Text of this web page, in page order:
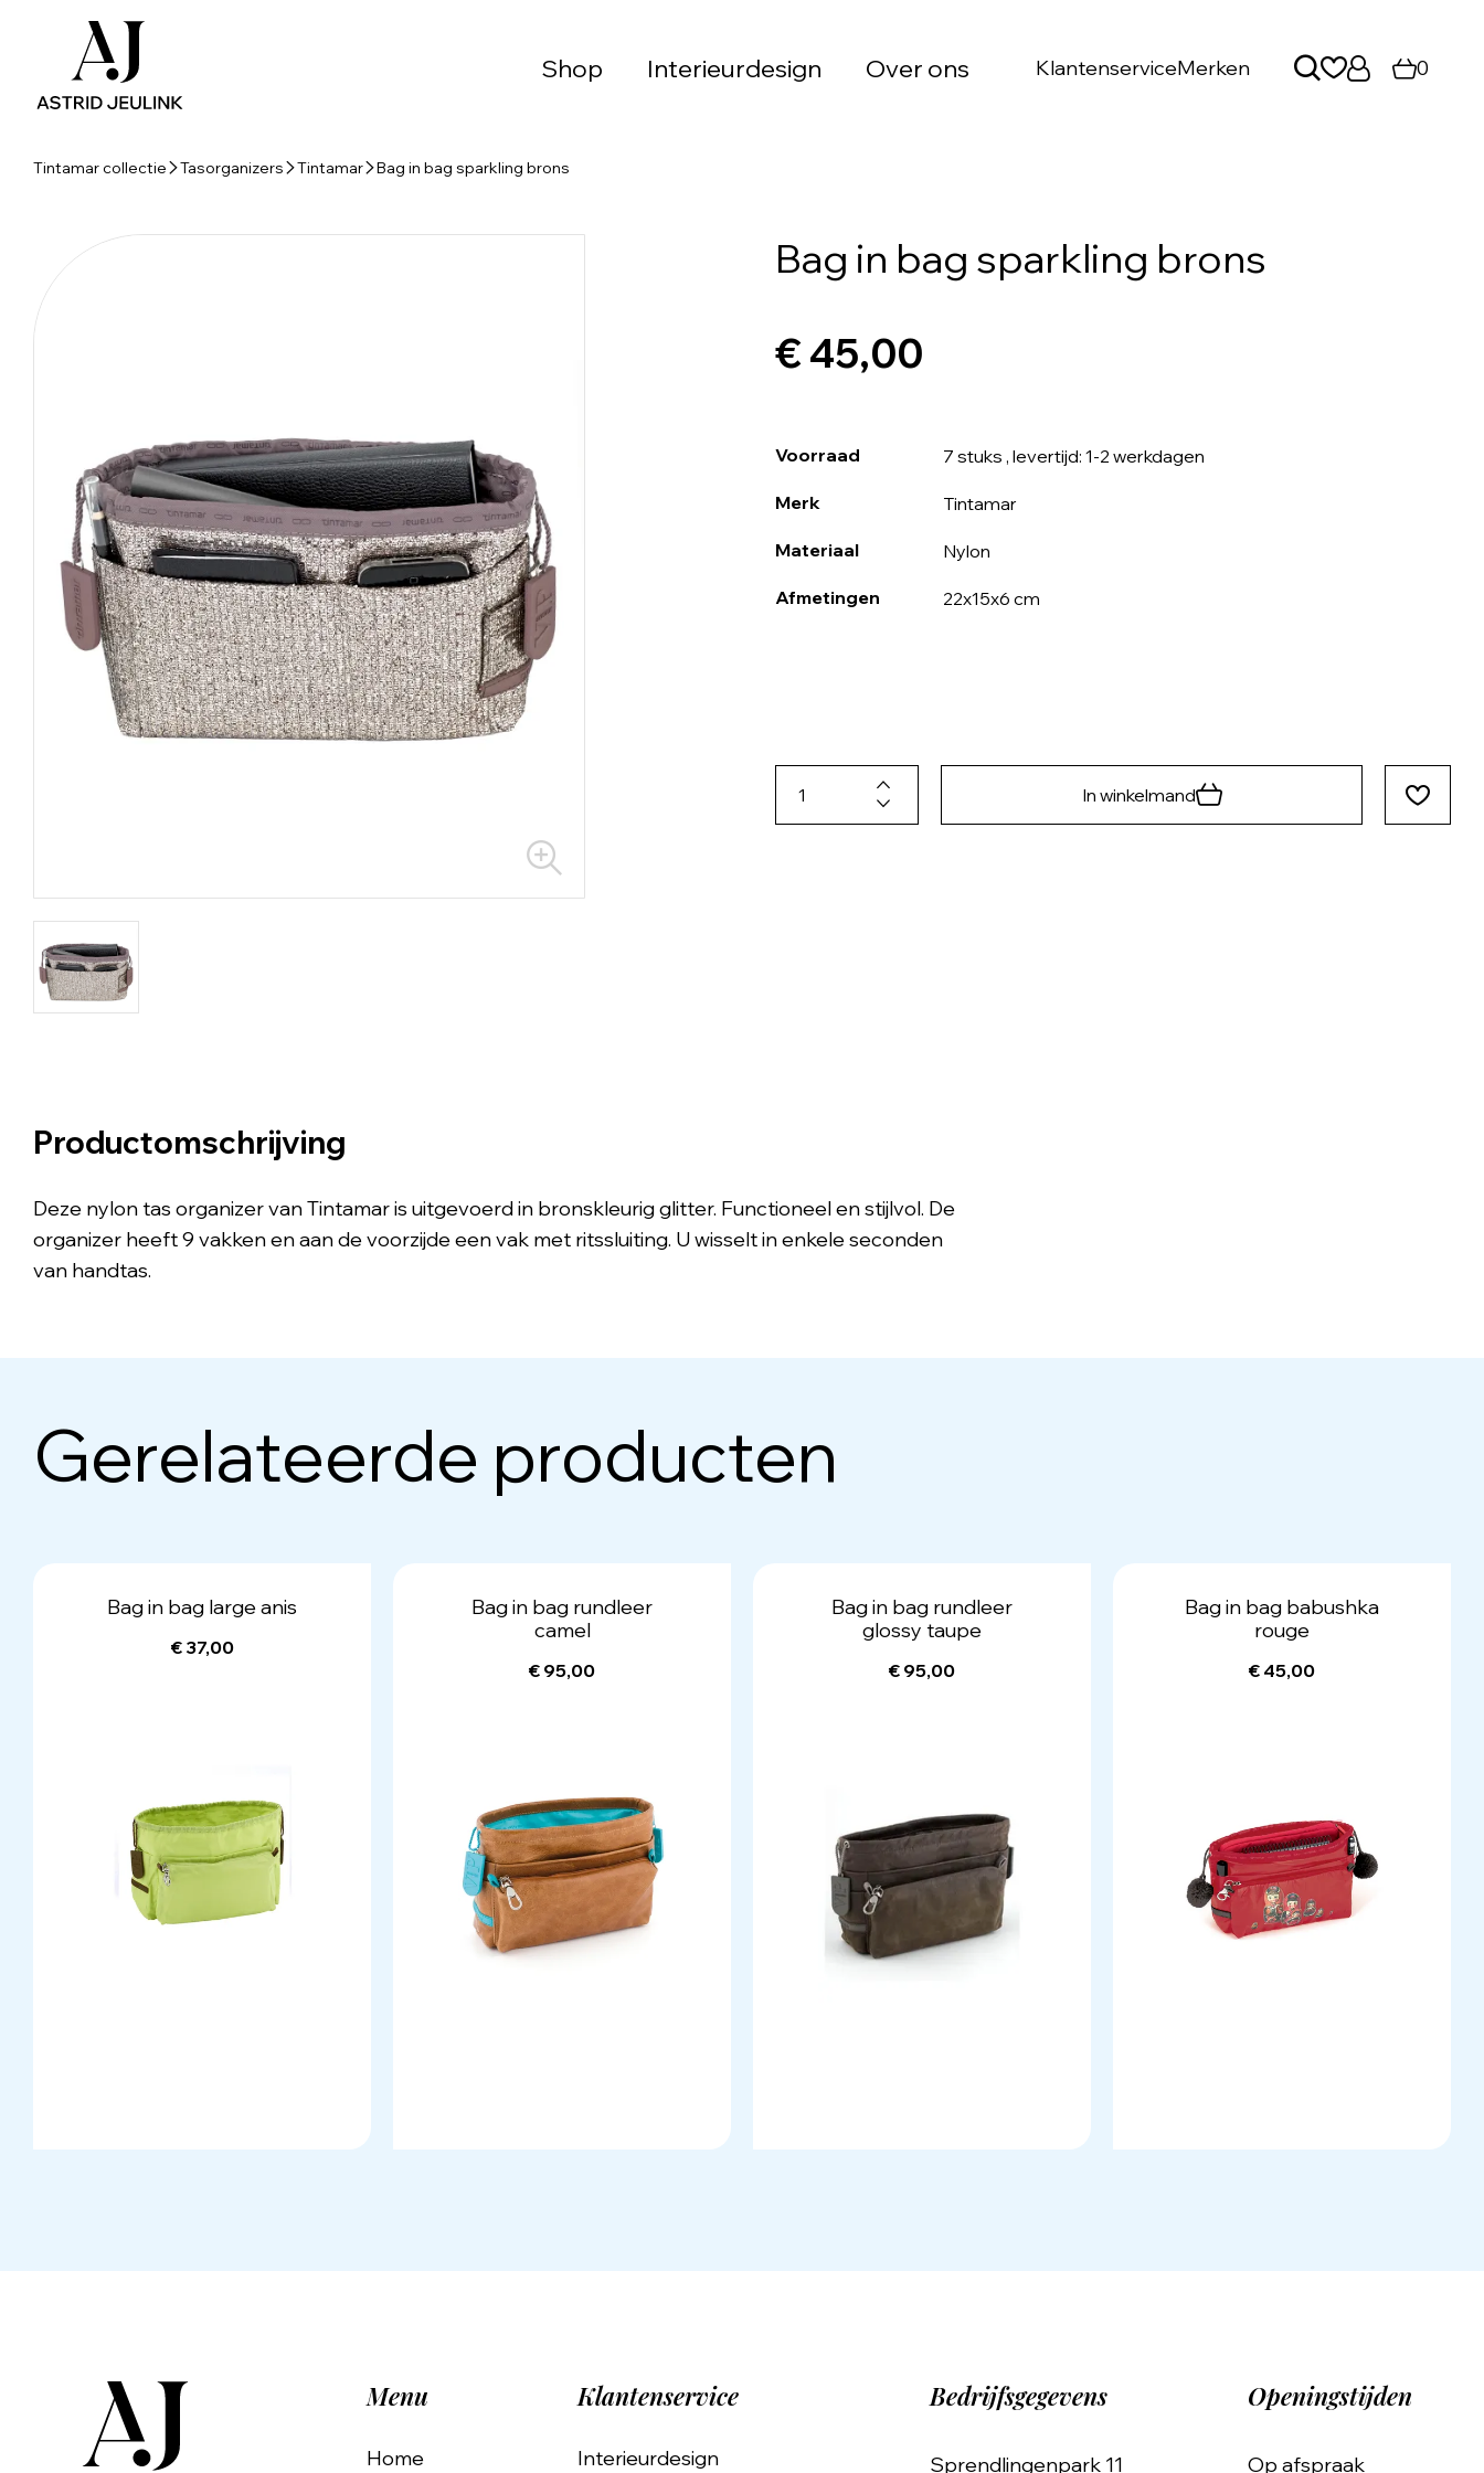
Shop Interieurdesign Over ons KlantenserviceMerken 0
Tintamar collectie Tasorganizers Tintamar Bag in bag sparkling brons
Bag in bag sparkling brons
€ 45,00
Voorraad 7 stuks , levertijd: 1-2 werkdagen
Merk Tintamar
Materiaal Nylon
Afmetingen 22x15x6 cm
In winkelmand
Productomschrijving
Deze nylon tas organizer van Tintamar is uitgevoerd in bronskleurig glitter. Functioneel en stijlvol. De
organizer heeft 9 vakken en aan de voorzijde een vak met ritssluiting. U wisselt in enkele seconden
van handtas.
Gerelateerde producten
Bag in bag large anis
€ 37,00
Bag in bag rundleer
camel
€ 95,00
Bag in bag rundleer
glossy taupe
€ 95,00
Bag in bag babushka
rouge
€ 45,00
Menu
Home
Klantenservice
Interieurdesign
Bedrijfsgegevens
Sprendlingenpark 11
Openingstijden
Op afspraak